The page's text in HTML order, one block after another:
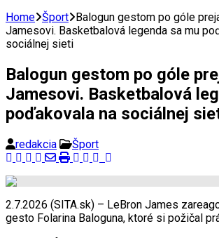
Home Šport Balogun gestom po góle
Jamesovi. Basketbalová legenda sa mu
sociálnej sieti
Balogun gestom po góle
Jamesovi. Basketbalová
poďakovala na sociálnej
redakcia Šport
2.7.2026 (SITA.sk) – LeBron James
gesto Folarina Baloguna, ktoré si požičal